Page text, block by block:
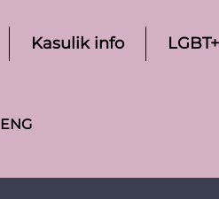
Kasulik info
ENG